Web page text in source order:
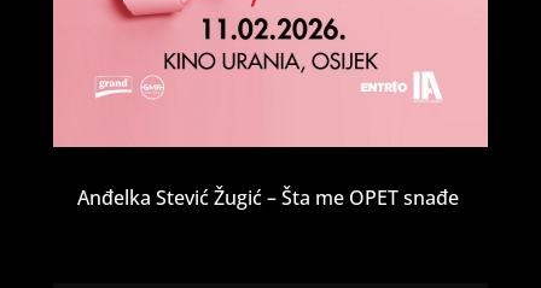
Anđelka Stević Žugić – Šta me OPET snađe